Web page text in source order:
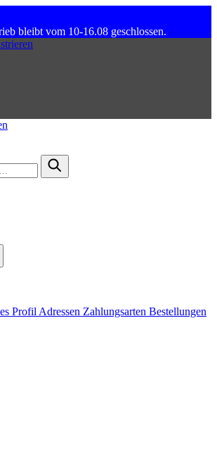
bleibt vom 10-16.08 geschlossen.
Profil Adressen Zahlungsarten Bestellungen